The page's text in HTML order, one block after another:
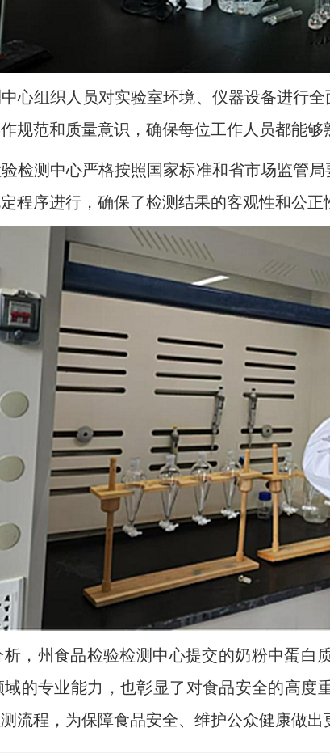
心组织人员对实验室环境、仪器设备进行
规范和质量意识，确保每位工作人员都能够
检测中心严格按照国家标准和省市场监管
程序进行，确保了检测结果的客观性和公正
，州食品检验检测中心提交的奶粉中蛋
的专业能力，也彰显了对食品安全的高
流程，为保障食品安全、维护公众健康做出